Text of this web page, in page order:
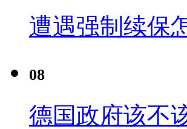
遭遇强制续保
08
德国政府该不